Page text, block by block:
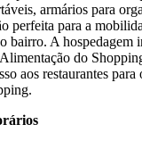
armários para
perfeita para a
bairro. A hospedagem
do
aos restaurantes